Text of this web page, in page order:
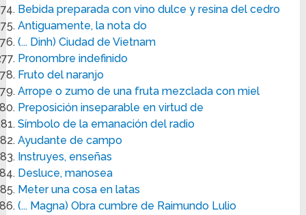
Bebida preparada con vino dulce y resina del cedro
Antiguamente, la nota do
(... Dinh) Ciudad de Vietnam
Pronombre indefinido
Fruto del naranjo
Arrope o zumo de una fruta mezclada con miel
Preposición inseparable en virtud de
Símbolo de la emanación del radio
Ayudante de campo
Instruyes, enseñas
Desluce, manosea
Meter una cosa en latas
(... Magna) Obra cumbre de Raimundo Lulio